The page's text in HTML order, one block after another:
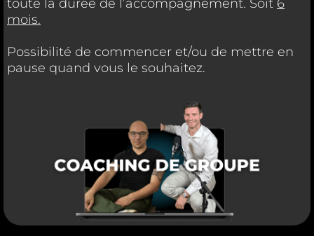
toute la durée de l’accompagnement. Soit 6
mois.
Possibilité de commencer et/ou de mettre en
pause quand vous le souhaitez.